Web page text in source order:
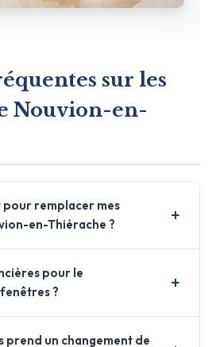
sur les
Nouvion-en-
pour remplacer mes
en-Thiérache ?
pour le
?
prend un changement de